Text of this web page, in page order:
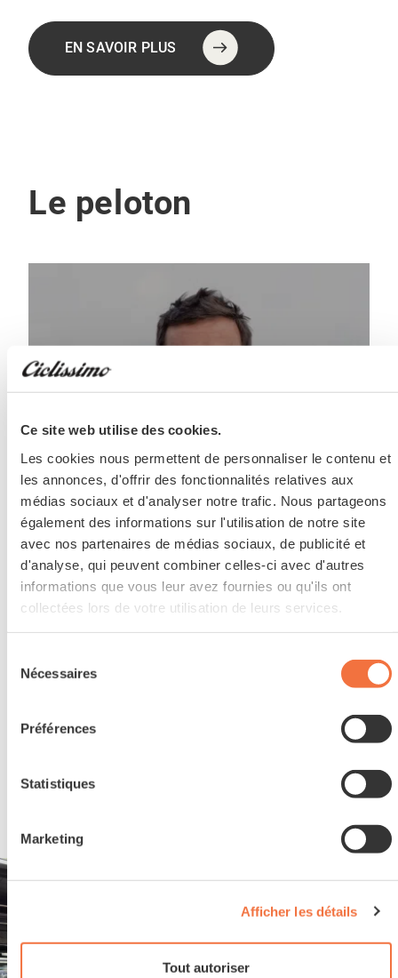
Ce site web utilise des cookies.
Les cookies nous permettent de personnaliser le contenu et
les annonces, d'offrir des fonctionnalités relatives aux
médias sociaux et d'analyser notre trafic. Nous partageons
également des informations sur l'utilisation de notre site
avec nos partenaires de médias sociaux, de publicité et
d'analyse, qui peuvent combiner celles-ci avec d'autres
informations que vous leur avez fournies ou qu'ils ont
collectées lors de votre utilisation de leurs services.
Nécessaires
Préférences
Statistiques
Marketing
Afficher les détails
Tout autoriser
EN SAVOIR PLUS
Le peloton
Responsable magasin
Xavier Massart